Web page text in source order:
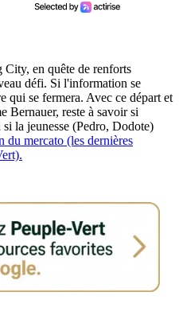
City, en quête de renforts
défi. Si l'information se
qui se fermera. Avec ce départ et
Bernauer, reste à savoir si
la jeunesse (Pedro, Dodote)
du mercato (les dernières